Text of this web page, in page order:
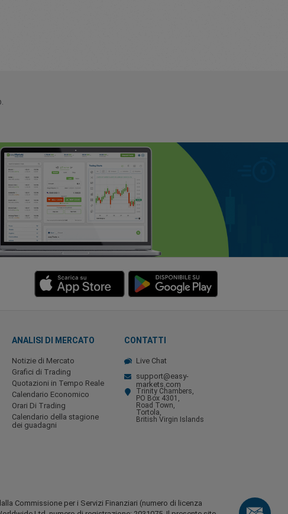
ANALISI DI MERCATO
Notizie di Mercato
Grafici di Trading
Quotazioni in Tempo Reale
Calendario Economico
Orari Di Trading
Calendario della stagione
dei guadagni
CONTATTI
Live Chat
support@easy-
markets.com
Trinity Chambers,
PO Box 4301,
Road Town,
Tortola,
British Virgin Islands
Commissione per i Servizi Finanziari (numero di licenza